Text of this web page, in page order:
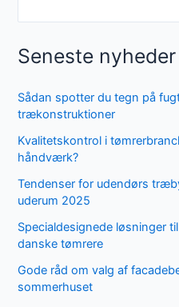
Seneste nyheder
Sådan spotter du tegn på
trækonstruktioner
Kvalitetskontrol i
håndværk?
Tendenser for udendørs
uderum 2025
Specialdesignede løsninger
danske tømrere
Gode råd om valg af
sommerhuset